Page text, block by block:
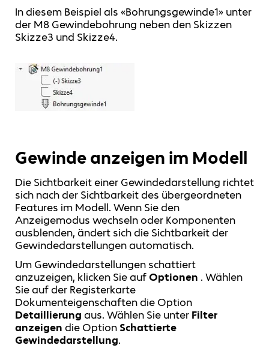
In diesem Beispiel als «Bohrungsgewinde1» unter
der M8 Gewindebohrung neben den Skizzen
Skizze3 und Skizze4.
Gewinde anzeigen im Modell
Die Sichtbarkeit einer Gewindedarstellung richtet
sich nach der Sichtbarkeit des übergeordneten
Features im Modell. Wenn Sie den
Anzeigemodus wechseln oder Komponenten
ausblenden, ändert sich die Sichtbarkeit der
Gewindedarstellungen automatisch.
Um Gewindedarstellungen schattiert
anzuzeigen, klicken Sie auf Optionen . Wählen
Sie auf der Registerkarte
Dokumenteigenschaften die Option
Detaillierung aus. Wählen Sie unter Filter
anzeigen die Option Schattierte
Gewindedarstellung.